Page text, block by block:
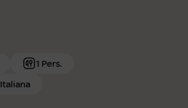
1 Pers.
Italiana